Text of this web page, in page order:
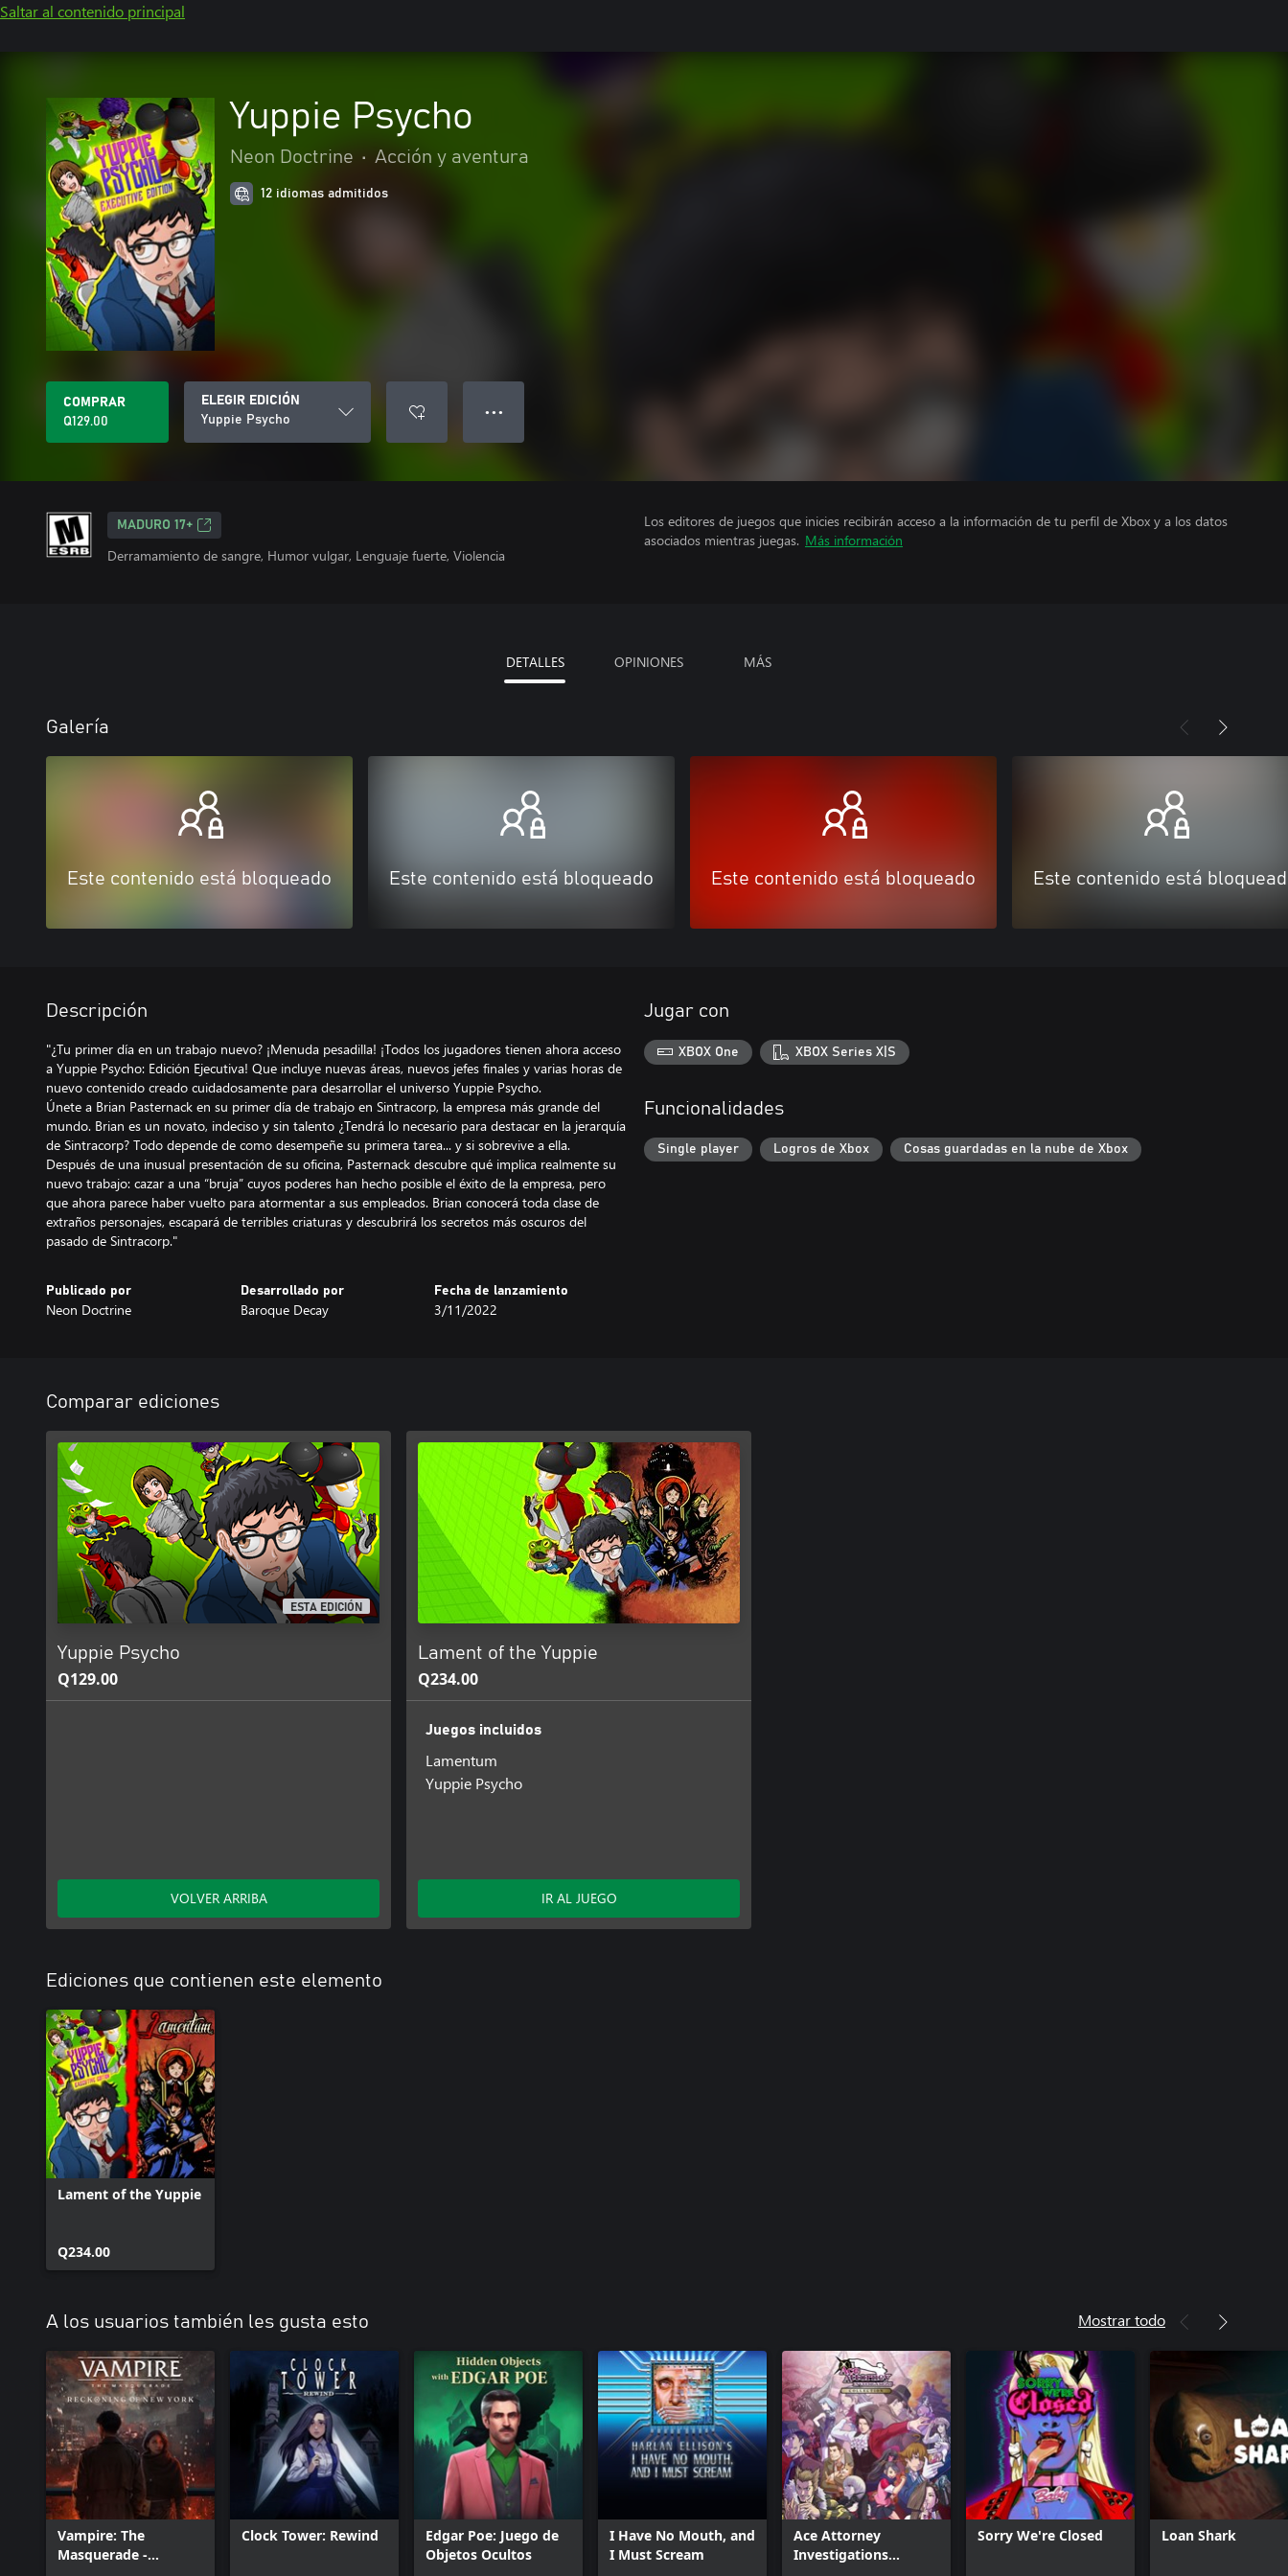
Saltar al contenido principal
Yuppie Psycho
Neon Doctrine • Acción y aventura
12 idiomas admitidos
COMPRAR
Q129.00
ELEGIR EDICIÓN
Yuppie Psycho
● ● ●
MADURO 17+
Derramamiento de sangre, Humor vulgar, Lenguaje fuerte, Violencia
Los editores de juegos que inicies recibirán acceso a la información de tu perfil de Xbox y a los datos
asociados mientras juegas. Más información
DETALLES OPINIONES MÁS
Galería
Este contenido está bloqueado Este contenido está bloqueado Este contenido está bloqueado Este contenido está
Descripción
"¿Tu primer día en un trabajo nuevo? ¡Menuda pesadilla! ¡Todos los jugadores tienen ahora acceso
a Yuppie Psycho: Edición Ejecutiva! Que incluye nuevas áreas, nuevos jefes finales y varias horas de
nuevo contenido creado cuidadosamente para desarrollar el universo Yuppie Psycho.
Únete a Brian Pasternack en su primer día de trabajo en Sintracorp, la empresa más grande del
mundo. Brian es un novato, indeciso y sin talento ¿Tendrá lo necesario para destacar en la jerarquía
de Sintracorp? Todo depende de como desempeñe su primera tarea... y si sobrevive a ella.
Después de una inusual presentación de su oficina, Pasternack descubre qué implica realmente su
nuevo trabajo: cazar a una “bruja” cuyos poderes han hecho posible el éxito de la empresa, pero
que ahora parece haber vuelto para atormentar a sus empleados. Brian conocerá toda clase de
extraños personajes, escapará de terribles criaturas y descubrirá los secretos más oscuros del
pasado de Sintracorp."
Publicado por
Neon Doctrine
Desarrollado por
Baroque Decay
Fecha de lanzamiento
3/11/2022
Jugar con
XBOX One XBOX Series X|S
Funcionalidades
Single player Logros de Xbox Cosas guardadas en la nube de Xbox
Comparar ediciones
ESTA EDICIÓN
Yuppie Psycho
Q129.00
VOLVER ARRIBA
Lament of the Yuppie
Q234.00
Juegos incluidos
Lamentum
Yuppie Psycho
IR AL JUEGO
Ediciones que contienen este elemento
Lament of the Yuppie
Q234.00
A los usuarios también les gusta esto Mostrar todo
Vampire: The
Masquerade -
Clock Tower: Rewind
Edgar Poe: Juego de
Objetos Ocultos
I Have No Mouth, and
I Must Scream
Ace Attorney
Investigations
Sorry We're Closed Loan Shark